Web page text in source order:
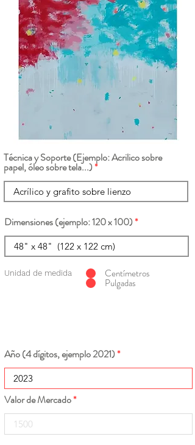
Técnica y Soporte (Ejemplo: Acrilico sobre
papel, óleo sobre tela...)
Dimensiones (ejemplo: 120 x 100)
Unidad de medida Centímetros
Pulgadas
Año (4 dígitos, ejemplo 2021)
Valor de Mercado